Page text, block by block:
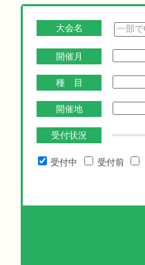
大会名
開催月
種 目
開催地
受付状況
受付中 受付前